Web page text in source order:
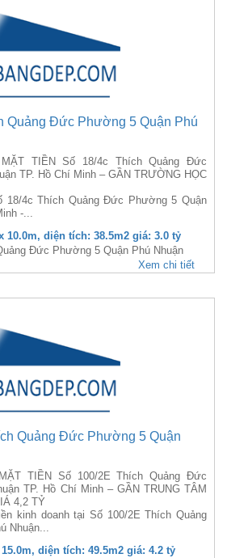
Quảng Đức Phường 5 Quận Phú
TIỀN Số 18/4c Thích Quảng Đức
TP. Hồ Chí Minh – GẦN TRƯỜNG HỌC
18/4c Thích Quảng Đức Phường 5 Quận
-...
10.0m, diện tích: 38.5m2 giá: 3.0 tỷ
Đức Phường 5 Quận Phú Nhuận
Xem chi tiết
Quảng Đức Phường 5 Quận
TIỀN Số 100/2E Thích Quảng Đức
TP. Hồ Chí Minh – GẦN TRUNG TÂM
4,2 TỶ
kinh doanh tại Số 100/2E Thích Quảng
Nhuận...
15.0m, diện tích: 49.5m2 giá: 4.2 tỷ